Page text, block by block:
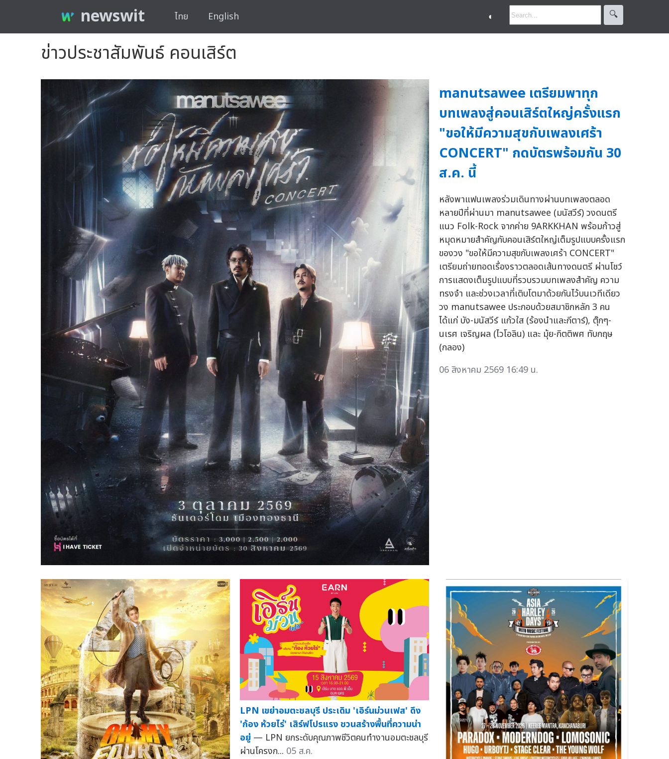
newswit ไทย English ◐ 🔍︎
ข่าวประชาสัมพันธ์ คอนเสิร์ต
manutsawee เตรียมพาทุก
บทเพลงสู่คอนเสิร์ตใหญ่ครั้งแรก
"ขอให้มีความสุขกับเพลงเศร้า
CONCERT" กดบัตรพร้อมกัน 30
ส.ค. นี้
หลังพาแฟนเพลงร่วมเดินทางผ่านบทเพลงตลอด
หลายปีที่ผ่านมา manutsawee (มนัสวีร์) วงดนตรี
แนว Folk-Rock จากค่าย 9ARKKHAN พร้อมก้าวสู่
หมุดหมายสำคัญกับคอนเสิร์ตใหญ่เต็มรูปแบบครั้งแรก
ของวง "ขอให้มีความสุขกับเพลงเศร้า CONCERT"
เตรียมถ่ายทอดเรื่องราวตลอดเส้นทางดนตรี ผ่านโชว์
การแสดงเต็มรูปแบบที่รวบรวมบทเพลงสำคัญ ความ
ทรงจำ และช่วงเวลาที่เติบโตมาด้วยกันไว้บนเวทีเดียว
วง manutsawee ประกอบด้วยสมาชิกหลัก 3 คน
ได้แก่ บัง-มนัสวีร์ แก้วใส (ร้องนำและกีตาร์), ตุ๊กๆ-
นเรศ เจริญผล (ไวโอลิน) และ มุ้ย-กิตติพศ ทับกฤษ
(กลอง)
06 สิงหาคม 2569 16:49 น.
LPN เขย่าอมตะชลบุรี ประเดิม 'เอิร์นม่วนเฟส' ดึง
'ก้อง ห้วยไร่' เสิร์ฟโปรแรง ชวนสร้างพื้นที่ความน่า
อยู่ — LPN ยกระดับคุณภาพชีวิตคนทำงานอมตะชลบุรี
ผ่านโครงก... 05 ส.ค.